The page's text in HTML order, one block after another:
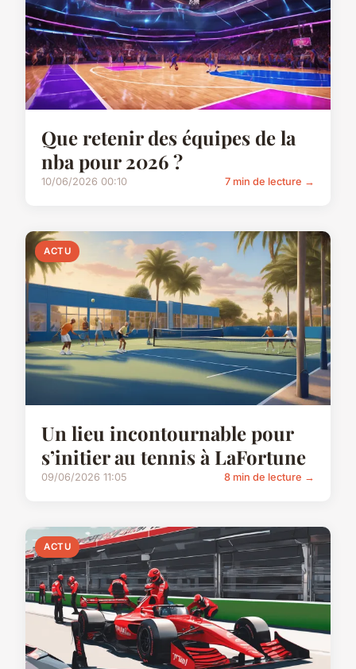
Que retenir des équipes de la
nba pour 2026 ?
10/06/2026 00:10 7 min de lecture →
ACTU
Un lieu incontournable pour
s’initier au tennis à LaFortune
09/06/2026 11:05 8 min de lecture →
ACTU